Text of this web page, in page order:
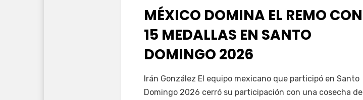
MÉXICO DOMINA EL REMO CON
15 MEDALLAS EN SANTO
DOMINGO 2026
porFernando Miranda Servín
Irán González El equipo mexicano que participó en Santo
Domingo 2026 cerró su participación con una cosecha de